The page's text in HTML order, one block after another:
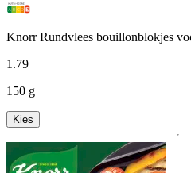
Knorr Rundvlees bouillonblokjes
1 .79
150 g
Kies